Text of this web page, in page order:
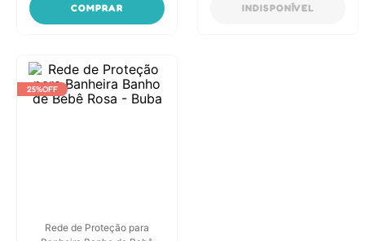
COMPRAR INDISPONÍVEL
25%OFF
Rede de Proteção para